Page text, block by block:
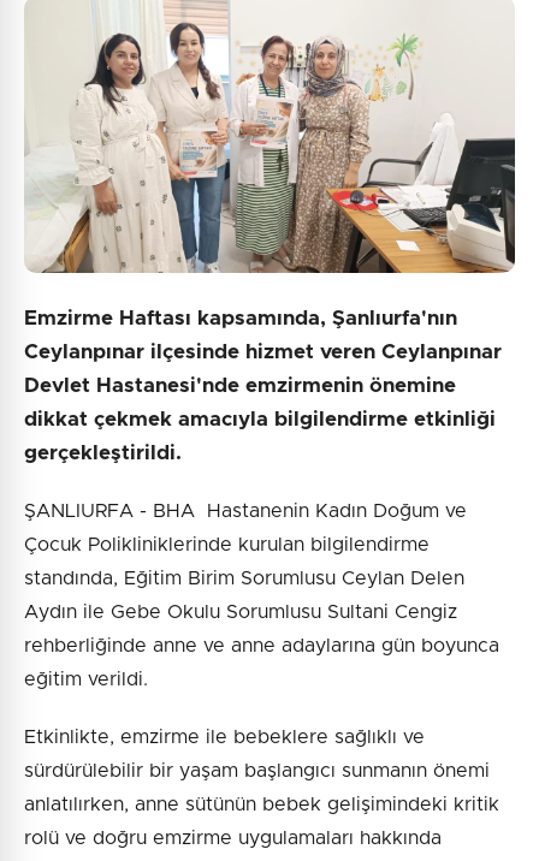
Emzirme Haftası kapsamında, Şanlıurfa'nın
Ceylanpınar ilçesinde hizmet veren Ceylanpınar
Devlet Hastanesi'nde emzirmenin önemine
dikkat çekmek amacıyla bilgilendirme etkinliği
gerçekleştirildi.
ŞANLIURFA - BHA Hastanenin Kadın Doğum ve
Çocuk Polikliniklerinde kurulan bilgilendirme
standında, Eğitim Birim Sorumlusu Ceylan Delen
Aydın ile Gebe Okulu Sorumlusu Sultani Cengiz
rehberliğinde anne ve anne adaylarına gün boyunca
eğitim verildi.
Etkinlikte, emzirme ile bebeklere sağlıklı ve
sürdürülebilir bir yaşam başlangıcı sunmanın önemi
anlatılırken, anne sütünün bebek gelişimindeki kritik
rolü ve doğru emzirme uygulamaları hakkında